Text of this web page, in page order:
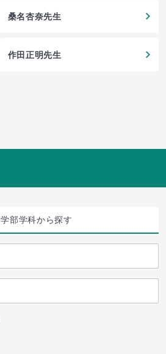
桑名杏奈先生
作田正明先生
学部学科から探す